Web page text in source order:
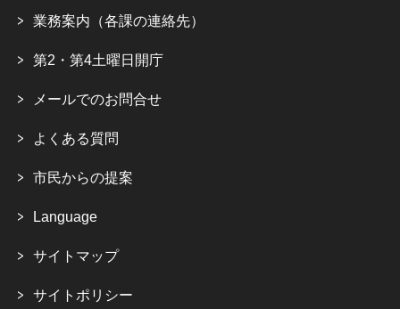
業務案内（各課の連絡先）
第2・第4土曜日開庁
メールでのお問合せ
よくある質問
市民からの提案
Language
サイトマップ
サイトポリシー